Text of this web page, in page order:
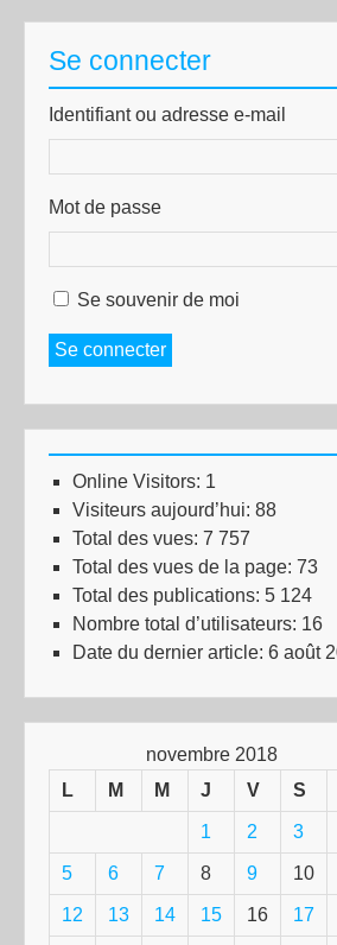
Se connecter
Identifiant ou adresse e-mail
Mot de passe
Se souvenir de moi
Se connecter
Online Visitors: 1
Visiteurs aujourd’hui: 88
Total des vues: 7 757
Total des vues de la page: 73
Total des publications: 5 124
Nombre total d’utilisateurs: 16
Date du dernier article: 6 août
novembre 2018
L
M M J V S
1 2 3
5 6 7 8 9 10
12 13 14 15 16 17